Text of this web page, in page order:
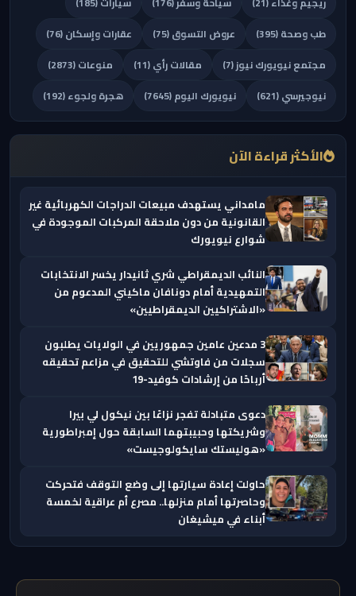
طب وصحة (395)
عروض التسوق (75)
عقارات وإسكان (76)
مجتمع نيويورك نيوز (7)
مقالات رأي (11)
منوعات (2873)
نيوجيرسي (621)
نيويورك اليوم (7645) هجرة ولجوء (192)
الأكثر قراءة الآن
مامداني يستهدف مبيعات الدراجات الكهربائية غير
القانونية من دون ملاحقة المركبات الموجودة في
شوارع نيويورك
النائب الديمقراطي شري ثانيدار يخسر الانتخابات
التمهيدية أمام دونافان ماكيني المدعوم من
«الاشتراكيين الديمقراطيين»
3 مدعين عامين جمهوريين في الولايات يطلبون
سجلات من فاوتشي للتحقيق في مزاعم تحقيقه
أرباحًا من إرشادات كوفيد-19
دعوى متبادلة تفجر نزاعًا بين نيكول لي بيرا
وشريكتها وحبيبتهما السابقة حول إمبراطورية
«هوليستك سايكولوجيست»
حاولت إعادة سيارتها إلى وضع التوقف فتحركت
وحاصرتها أمام منزلها.. مصرع أم عراقية لخمسة
أبناء في ميشيغان